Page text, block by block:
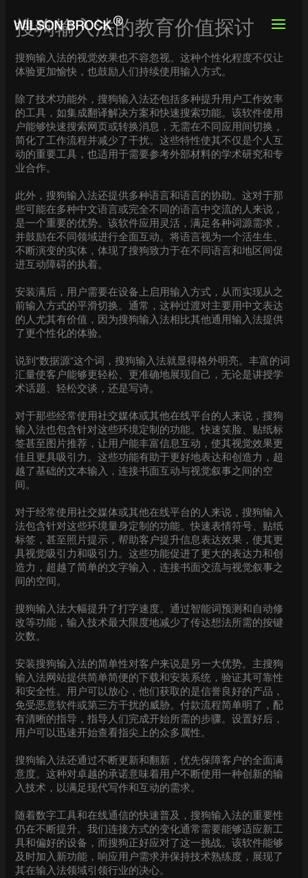
content
搜狗输入法的教育价值探讨
搜狗输入法的视觉效果也不容忽视。这种个性化程度不仅让
体验更加愉快，也鼓励人们持续使用输入方式。
除了技术功能外，搜狗输入法还包括多种提升用户工作效率
的工具，如集成翻译解决方案和快速搜索功能。该软件使用
户能够快速搜索网页或转换消息，无需在不同应用间切换，
简化了工作流程并减少了干扰。这些特性使其不仅是个人互
动的重要工具，也适用于需要参考外部材料的学术研究和专
业合作。
此外，搜狗输入法还提供多种语言和语言的协助。这对于那
些可能在多种中文语言或完全不同的语言中交流的人来说，
是一个重要的优势。该软件应用灵活，满足各种词源需求，
并鼓励在不同领域进行全面互动。将语言视为一个活生生、
不断演变的实体，体现了搜狗致力于在不同语言和地区间促
进互动障碍的执着。
安装满后，用户需要在设备上启用输入方式，从而实现从之
前输入方式的平滑切换。通常，这种过渡对主要用中文表达
的人尤其有价值，因为搜狗输入法相比其他通用输入法提供
了更个性化的体验。
说到“数据源”这个词，搜狗输入法就显得格外明亮。丰富的词
汇量使客户能够更轻松、更准确地展现自己，无论是讲授学
术话题、轻松交谈，还是写诗。
对于那些经常使用社交媒体或其他在线平台的人来说，搜狗
输入法也包含针对这些环境定制的功能。快速笑脸、贴纸标
签甚至图片推荐，让用户能丰富信息互动，使其视觉效果更
佳且更具吸引力。这些功能有助于更好地表达和创造力，超
越了基础的文本输入，连接书面互动与视觉叙事之间的空
间。
对于经常使用社交媒体或其他在线平台的人来说，搜狗输入
法包含针对这些环境量身定制的功能。快速表情符号、贴纸
标签，甚至照片提示，帮助客户提升信息表达效果，使其更
具视觉吸引力和吸引力。这些功能促进了更大的表达力和创
造力，超越了简单的文字输入，连接书面交流与视觉叙事之
间的空间。
搜狗输入法大幅提升了打字速度。通过智能词预测和自动修
改等功能，输入技术最大限度地减少了传达想法所需的按键
次数。
安装搜狗输入法的简单性对客户来说是另一大优势。主搜狗
输入法网站提供简单简便的下载和安装系统，验证其可靠性
和安全性。用户可以放心，他们获取的是信誉良好的产品，
免受恶意软件或第三方干扰的威胁。付款流程简单明了，配
有清晰的指导，指导人们完成开始所需的步骤。设置好后，
用户可以迅速开始查看指尖上的众多属性。
搜狗输入法还通过不断更新和翻新，优先保障客户的全面满
意度。这种对卓越的承诺意味着用户不断使用一种创新的输
入技术，以满足现代写作和互动的需求。
随着数字工具和在线通信的快速普及，搜狗输入法的重要性
仍在不断提升。我们连接方式的变化通常需要能够适应新工
具和偏好的设备，而搜狗正好应对了这一挑战。该软件能够
及时加入新功能，响应用户需求并保持技术熟练度，展现了
其在输入法领域引领行业的决心。